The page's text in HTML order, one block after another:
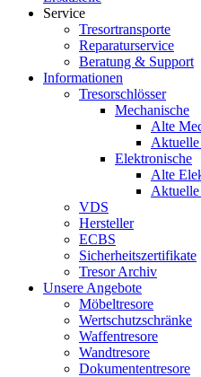
Service
Tresortransporte
Reparaturservice
Beratung & Support
Informationen
Tresorschlösser
Mechanische
Alte
Aktuelle
Elektronische
Alte
VDS
Hersteller
ECBS
Sicherheitszertifikate
Tresor Archiv
Unsere Angebote
Möbeltresore
Wertschutzschränke
Waffentresore
Wandtresore
Dokumententresore